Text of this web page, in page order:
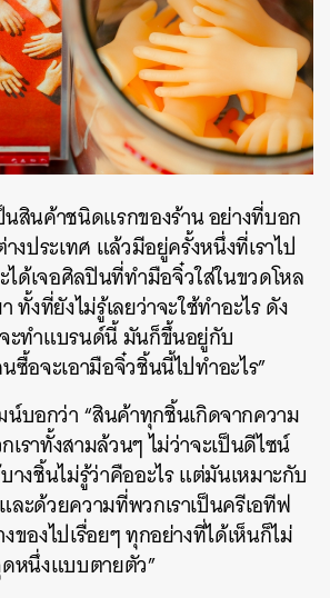
สินค้าชนิดแรกของร้าน อย่างที่บอก
งประเทศ แล้วมีอยู่ครั้งหนึ่งที่เราไป
ด้เจอศิลปินที่ทำมือจิ๋วใส่ในขวดโหล
ทั้งที่ยังไม่รู้เลยว่าจะใช้ทำอะไร ดัง
ะทำแบรนด์นี้ มันก็ขึ้นอยู่กับ
ซื้อจะเอามือจิ๋วชิ้นนี้ไปทำอะไร”
อกว่า “สินค้าทุกชิ้นเกิดจากความ
ราทั้งสามล้วนๆ ไม่ว่าจะเป็นดีไซน์
างชิ้นไม่รู้ว่าคืออะไร แต่มันเหมาะกับ
ละด้วยความที่พวกเราเป็นครีเอทีฟ
ของไปเรื่อยๆ ทุกอย่างที่ได้เห็นก็ไม่
หนึ่งแบบตายตัว”